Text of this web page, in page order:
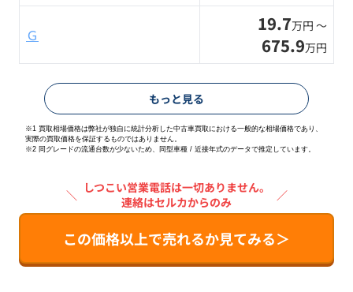
Ｇ 19.7万円 〜
675.9万円
もっと見る
※1 買取相場価格は弊社が独自に統計分析した中古車買取における一般的な相場価格であり、
実際の買取価格を保証するものではありません。
※2 同グレードの流通台数が少ないため、同型車種 / 近接年式のデータで推定しています。
＼
しつこい営業電話は一切ありません。
連絡はセルカからのみ
／
この価格以上で売れるか見てみる＞